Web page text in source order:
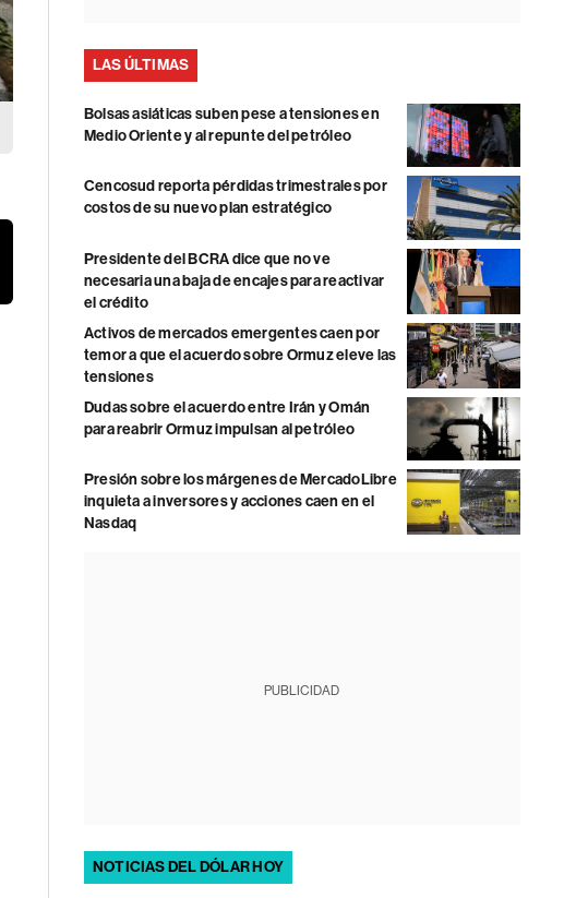
LAS ÚLTIMAS
Bolsas asiáticas suben pese a tensiones en
Medio Oriente y al repunte del petróleo
Cencosud reporta pérdidas trimestrales por
costos de su nuevo plan estratégico
Presidente del BCRA dice que no ve
necesaria una baja de encajes para reactivar
el crédito
Activos de mercados emergentes caen por
temor a que el acuerdo sobre Ormuz eleve las
tensiones
Dudas sobre el acuerdo entre Irán y Omán
para reabrir Ormuz impulsan al petróleo
Presión sobre los márgenes de MercadoLibre
inquieta a inversores y acciones caen en el
Nasdaq
PUBLICIDAD
NOTICIAS DEL DÓLAR HOY